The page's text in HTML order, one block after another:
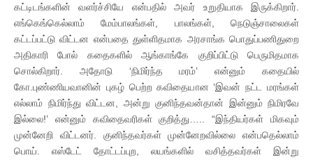
கட்டிடங்களின் வளர்ச்சியே என்பதில் அவர் உறுதியாக இருக்கிறார்.
எங்கெங்கெல்லாம் மேம்பாலங்கள், பாலங்கள், நெடுஞ்சாலைகள்
கட்டப்பட்டு விட்டன என்பதை துள்ளிதமாக அரசாங்க பொதுப்பணிதுறை
அதிகாரி போல் கதைகளில் ஆங்காங்கே குறிப்பிட்டு பெருமிதமாக
சொல்கிறார். அதோடு ‘நிமிர்ந்த மரம்’ என்னும் கதையில்
கோ.புண்ணியவானின் புகழ் பெற்ற கவிதையான ‘இவன் நட்ட மரங்கள்
எல்லாம் நிமிர்ந்து விட்டன, அன்று குனிந்தவன்தான் இன்னும் நிமிரவே
இல்லை!’ என்னும் கவிதைவரிகள் குறித்து….. “இந்தியர்கள் மிகவும்
முன்னேறி விட்டனர். குனிந்தவர்கள் முன்னேறவில்லை என்பதெல்லாம்
பொய். எஸ்டேட் தோட்டப்புற, லயங்களில் வசித்தவர்கள் இன்று